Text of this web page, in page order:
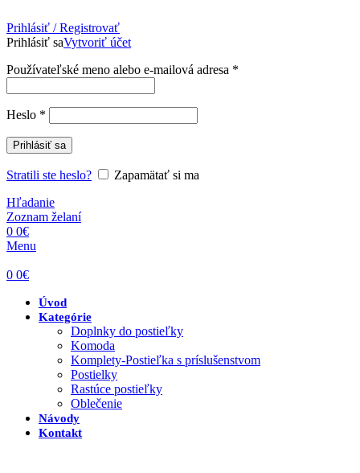
Prihlásiť / Registrovať
Prihlásiť saVytvoriť účet
Používateľské meno alebo e-mailová adresa *
Heslo *
Prihlásiť sa
Stratili ste heslo?
Zapamätať si ma
Hľadanie
Zoznam želaní
0 0€
Menu
0 0€
Úvod
Kategórie
Doplnky do postieľky
Komoda
Komplety-Postieľka s príslušenstvom
Postielky
Rastúce postieľky
Oblečenie
Návody
Kontakt